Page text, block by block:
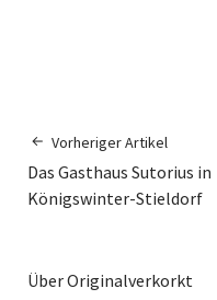
Vorheriger Artikel
Das Gasthaus Sutorius in
Königswinter-Stieldorf
Über Originalverkorkt